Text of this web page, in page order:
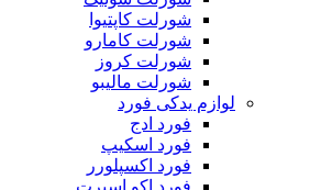
شورلت کاپتیوا
شورلت کامارو
شورلت کروز
شورلت مالیبو
لوازم یدکی فورد
فورد ادج
فورد اسکیپ
فورد اکسپلورر
فورد اکو اسپرت